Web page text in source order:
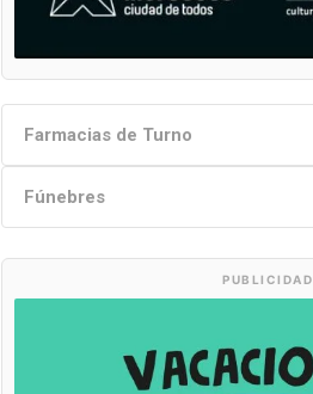
Farmacias de Turno
Fúnebres
PUBLICIDAD